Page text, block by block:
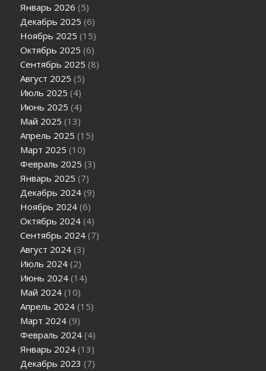
Январь 2026 (5)
Декабрь 2025 (6)
Ноябрь 2025 (15)
Октябрь 2025 (6)
Сентябрь 2025 (8)
Август 2025 (5)
Июль 2025 (4)
Июнь 2025 (4)
Май 2025 (13)
Апрель 2025 (15)
Март 2025 (10)
Февраль 2025 (3)
Январь 2025 (7)
Декабрь 2024 (9)
Ноябрь 2024 (6)
Октябрь 2024 (4)
Сентябрь 2024 (7)
Август 2024 (3)
Июль 2024 (2)
Июнь 2024 (14)
Май 2024 (10)
Апрель 2024 (15)
Март 2024 (9)
Февраль 2024 (4)
Январь 2024 (13)
Декабрь 2023 (7)